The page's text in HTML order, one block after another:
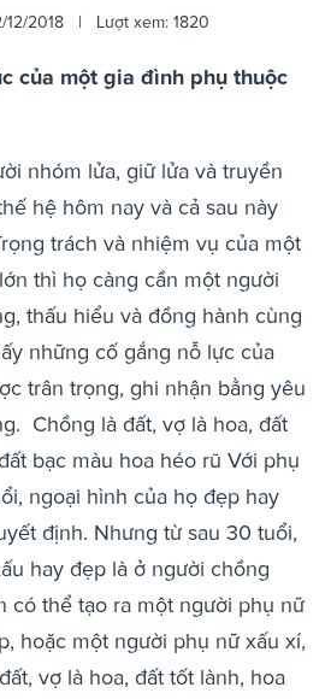
12/2018 | Lượt xem: 1820
của một gia đình phụ thuộc
nhóm lửa, giữ lửa và truyền
hệ hôm nay và cả sau này
trách và nhiệm vụ của một
thì họ càng cần một người
thấu hiểu và đồng hành cùng
những cố gắng nỗ lực của
trân trọng, ghi nhận bằng yêu
Chồng là đất, vợ là hoa, đất
bạc màu hoa héo rũ Với phụ
ngoại hình của họ đẹp hay
định. Nhưng từ sau 30 tuổi,
hay đẹp là ở người chồng
có thể tạo ra một người phụ nữ
hoặc một người phụ nữ xấu xí,
vợ là hoa, đất tốt lành, hoa